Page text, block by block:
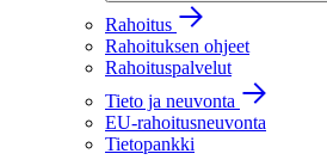
Rahoitus
Rahoituksen ohjeet
Rahoituspalvelut
Tieto ja neuvonta
EU-rahoitusneuvonta
Tietopankki